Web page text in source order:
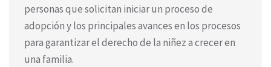
personas que solicitan iniciar un proceso de
adopción y los principales avances en los procesos
para garantizar el derecho de la niñez a crecer en
una familia.